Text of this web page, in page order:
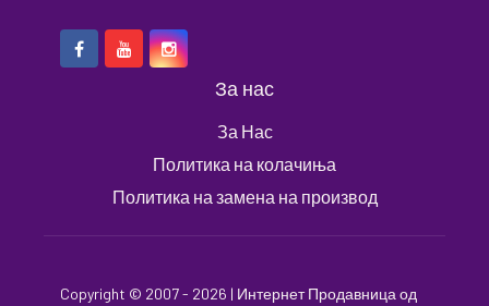
За нас
За Нас
Политика на колачиња
Политика на замена на производ
Copyright © 2007 - 2026 | Интернет Продавница од